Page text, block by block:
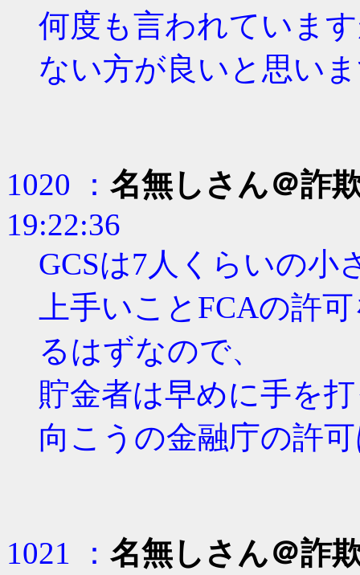
何度も言われていま
ない方が良いと思い
1020 ： 名無しさん＠詐
19:22:36
GCSは7人くらいの小
上手いことFCAの許
るはずなので、
貯金者は早めに手を
向こうの金融庁の許
1021 ： 名無しさん＠詐